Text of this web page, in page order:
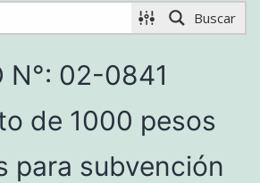
Buscar
N°: 02-0841
de 1000 pesos
para subvención